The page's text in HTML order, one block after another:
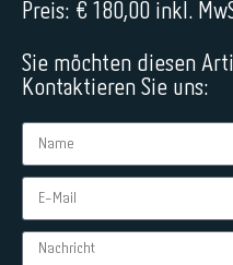
Preis: € 180,00 inkl.
Sie möchten diesen
Kontaktieren Sie uns: